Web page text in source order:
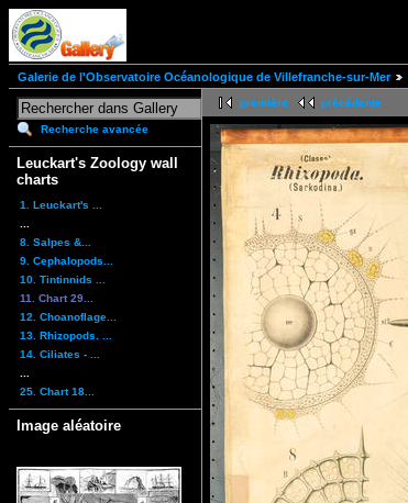
Galerie de l'Observatoire Océanologique de Villefranche-sur-Mer
Recherche avancée
Leuckart's Zoology wall
charts
1. Leuckart's ...
8. Salpes &...
9. Cephalopods...
10. Tintinnids ...
11. Chart 29...
12. Choanoflage...
13. Rhizopods. ...
14. Ciliates - ...
25. Chart 18...
Image aléatoire
première précédente